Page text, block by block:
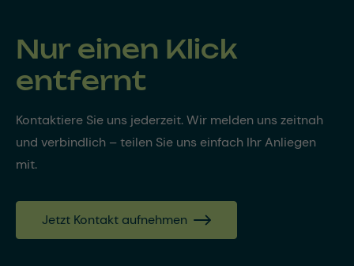
Nur einen Klick
entfernt
Kontaktiere Sie uns jederzeit. Wir melden uns zeitnah
und verbindlich – teilen Sie uns einfach Ihr Anliegen
mit.
Jetzt Kontakt aufnehmen